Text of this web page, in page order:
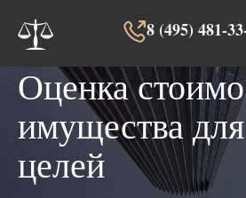
8 (495) 481-
Оценка
имущества
целей